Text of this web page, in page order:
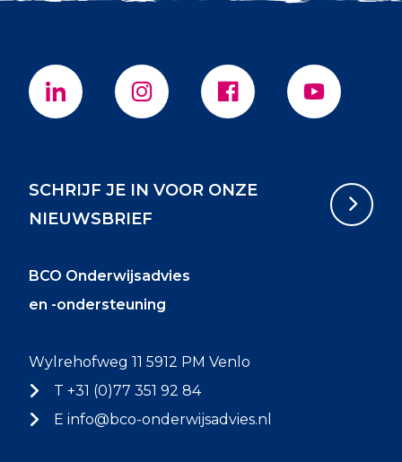
SCHRIJF JE IN VOOR ONZE
NIEUWSBRIEF
BCO Onderwijsadvies
en -ondersteuning
Wylrehofweg 11 5912 PM Venlo
T +31 (0)77 351 92 84
E info@bco-onderwijsadvies.nl